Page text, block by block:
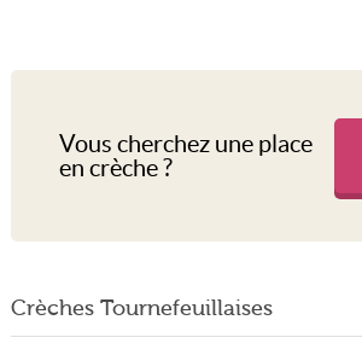
Vous cherchez une place
en crèche ?
Crèches Tournefeuillaises